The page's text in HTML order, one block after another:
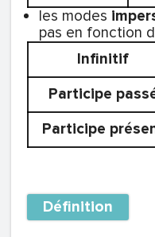
les modes
pas en fonction
Infinitif
Participe
Participe
Définition